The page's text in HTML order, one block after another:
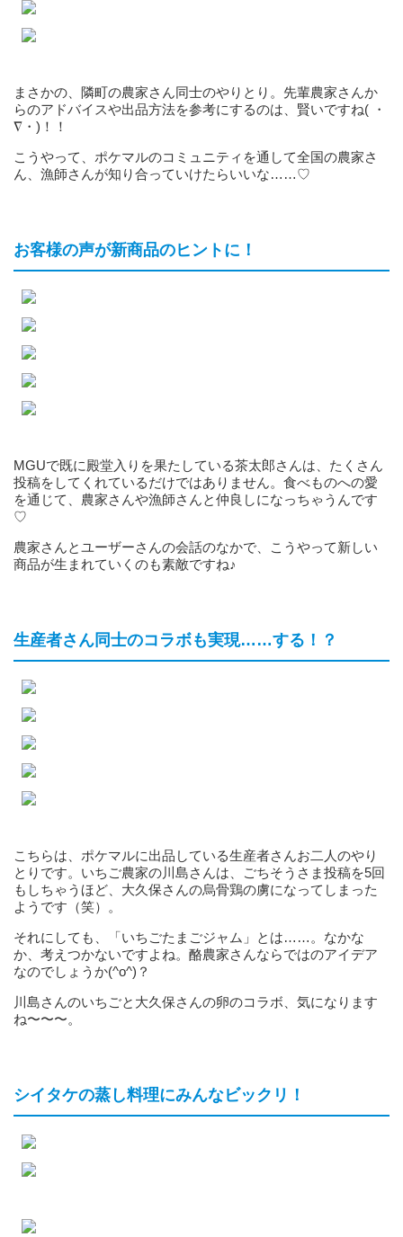
まさかの、隣町の農家さん同士のやりとり。先輩農家さんか
らのアドバイスや出品方法を参考にするのは、賢いですね( ・
∇・)！！
こうやって、ポケマルのコミュニティを通して全国の農家さ
ん、漁師さんが知り合っていけたらいいな……♡
お客様の声が新商品のヒントに！
MGUで既に殿堂入りを果たしている茶太郎さんは、たくさん
投稿をしてくれているだけではありません。食べものへの愛
を通じて、農家さんや漁師さんと仲良しになっちゃうんです
♡
農家さんとユーザーさんの会話のなかで、こうやって新しい
商品が生まれていくのも素敵ですね♪
生産者さん同士のコラボも実現……する！？
こちらは、ポケマルに出品している生産者さんお二人のやり
とりです。いちご農家の川島さんは、ごちそうさま投稿を5回
もしちゃうほど、大久保さんの烏骨鶏の虜になってしまった
ようです（笑）。
それにしても、「いちごたまごジャム」とは……。なかな
か、考えつかないですよね。酪農家さんならではのアイデア
なのでしょうか(^o^)？
川島さんのいちごと大久保さんの卵のコラボ、気になります
ね〜〜〜。
シイタケの蒸し料理にみんなビックリ！